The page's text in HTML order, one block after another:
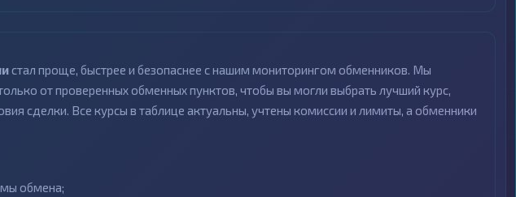
стал проще, быстрее и безопаснее с нашим мониторингом обменников. Мы
от проверенных обменных пунктов, чтобы вы могли выбрать лучший курс,
сделки. Все курсы в таблице актуальны, учтены комиссии и лимиты, а обменники
обмена;